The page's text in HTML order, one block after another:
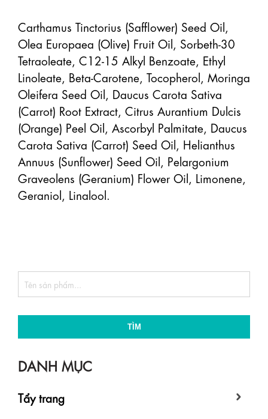
Carthamus Tinctorius (Safflower) Seed Oil,
Olea Europaea (Olive) Fruit Oil, Sorbeth-30
Tetraoleate, C12-15 Alkyl Benzoate, Ethyl
Linoleate, Beta-Carotene, Tocopherol, Moringa
Oleifera Seed Oil, Daucus Carota Sativa
(Carrot) Root Extract, Citrus Aurantium Dulcis
(Orange) Peel Oil, Ascorbyl Palmitate, Daucus
Carota Sativa (Carrot) Seed Oil, Helianthus
Annuus (Sunflower) Seed Oil, Pelargonium
Graveolens (Geranium) Flower Oil, Limonene,
Geraniol, Linalool.
TÌM
DANH MỤC
Tẩy trang